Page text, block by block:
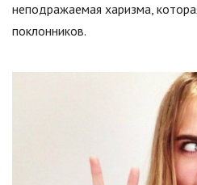
неподражаемая харизма,
поклонников.